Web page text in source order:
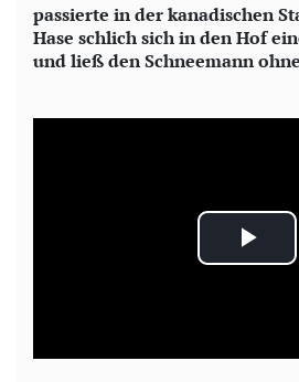
passierte in der kanadischen
Hase schlich sich in den Hof
und ließ den Schneemann
P
a